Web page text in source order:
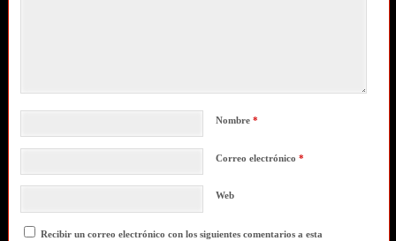
Nombre *
Correo electrónico *
Web
Recibir un correo electrónico con los siguientes comentarios a esta